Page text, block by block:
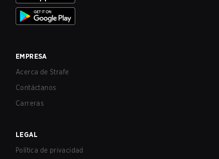
EMPRESA
Acerca de Strafe
Contáctanos
Carreras
LEGAL
Política de privacidad